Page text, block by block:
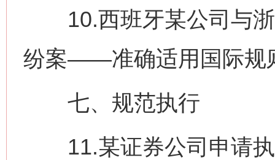
10.西班牙某公司与浙
纷案——准确适用国际规
七、规范执行
11.某证券公司申请